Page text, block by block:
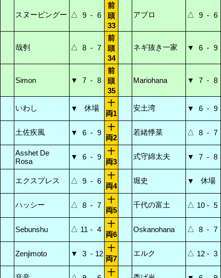
スヌーピングー △ 9 - 6
前
頭
33
アブロ △ 9 - 6
哉刳 △ 8 - 7
前
頭
34
ネギ抜き一家 ▼ 6 - 9
Simon ▼ 7 - 8
前
頭
35
Mariohana ▼ 7 - 8
いわし ▼ 休場
十
両1
安土湾 ▼ 6 - 9
土佐疾風 ▼ 6 - 9
十
両2
若緒悸菜 △ 8 - 7
Asshet De
Rosa
▼ 6 - 9
十
両3
式守綿太夫 ▼ 7 - 8
エクスプレス △ 9 - 6
十
両4
堀史 ▼ 休場
ハッシー △ 8 - 7
十
両5
千代の富土 △ 10 - 5
Sebunshu △ 11 - 4
十
両6
Oskanohana △ 8 - 7
Zenjimoto ▼ 3 - 12
十
両7
エルク △ 12 - 3
十